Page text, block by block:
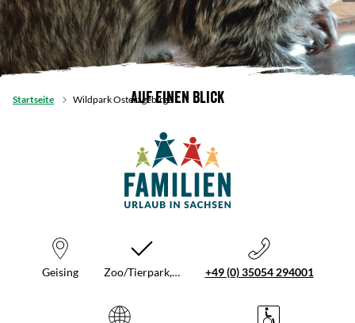
Startseite Wildpark OsterzgebirgeAuf einen Blick
Geising Zoo/Tierpark,… +49 (0) 35054 294001